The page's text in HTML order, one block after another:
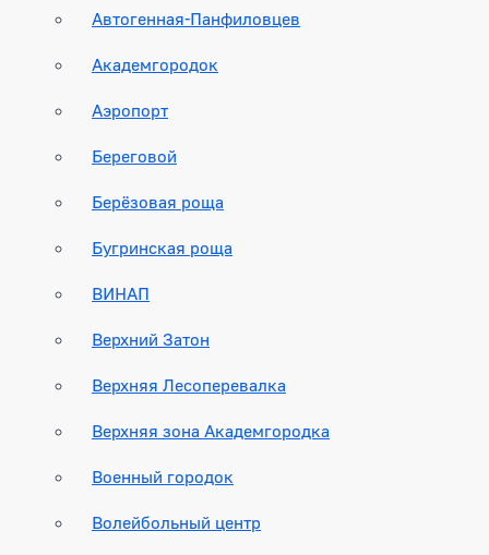
Автогенная-Панфиловцев
Академгородок
Аэропорт
Береговой
Берёзовая роща
Бугринская роща
ВИНАП
Верхний Затон
Верхняя Лесоперевалка
Верхняя зона Академгородка
Военный городок
Волейбольный центр